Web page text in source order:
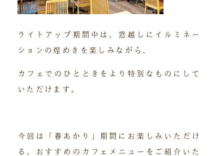
ライトアップ期間中は、窓越しにイルミネー
ションの煌めきを楽しみながら、
カフェでのひとときをより特別なものにして
いただけます。
今回は「春あかり」期間にお楽しみいただけ
る、おすすめのカフェメニューをご紹介いた